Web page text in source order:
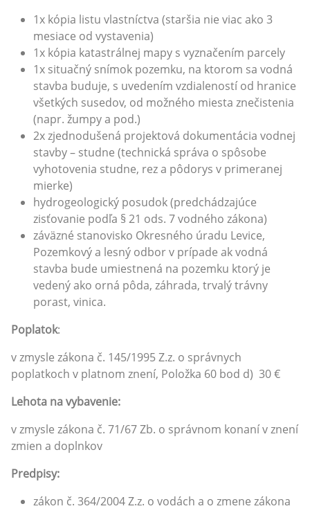
1x kópia listu vlastníctva (staršia nie viac ako 3
mesiace od vystavenia)
1x kópia katastrálnej mapy s vyznačením parcely
1x situačný snímok pozemku, na ktorom sa vodná
stavba buduje, s uvedením vzdialeností od hranice
všetkých susedov, od možného miesta znečistenia
(napr. žumpy a pod.)
2x zjednodušená projektová dokumentácia vodnej
stavby – studne (technická správa o spôsobe
vyhotovenia studne, rez a pôdorys v primeranej
mierke)
hydrogeologický posudok (predchádzajúce
zisťovanie podľa § 21 ods. 7 vodného zákona)
záväzné stanovisko Okresného úradu Levice,
Pozemkový a lesný odbor v prípade ak vodná
stavba bude umiestnená na pozemku ktorý je
vedený ako orná pôda, záhrada, trvalý trávny
porast, vinica.
Poplatok:
v zmysle zákona č. 145/1995 Z.z. o správnych
poplatkoch v platnom znení, Položka 60 bod d) 30 €
Lehota na vybavenie:
v zmysle zákona č. 71/67 Zb. o správnom konaní v znení
zmien a doplnkov
Predpisy:
zákon č. 364/2004 Z.z. o vodách a o zmene zákona